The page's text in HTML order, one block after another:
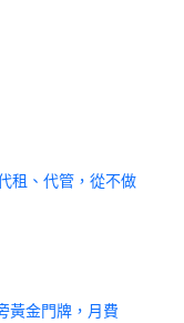
租、代管，從不做
黃金門牌，月費